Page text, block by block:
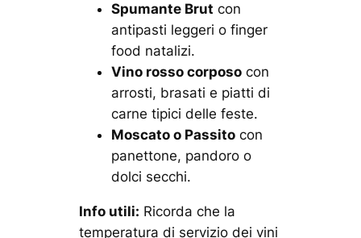
Spumante Brut con
antipasti leggeri o finger
food natalizi.
Vino rosso corposocon
arrosti, brasati e piatti di
carne tipici delle feste.
Moscato o Passitocon
panettone, pandoro o
dolci secchi.
Info utili: Ricorda che la
temperatura di servizio dei vini